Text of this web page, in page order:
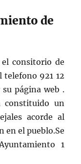
de
consitorio de
telefono 921 12
página web .
constituido un
acorde al
en el pueblo.Se
1